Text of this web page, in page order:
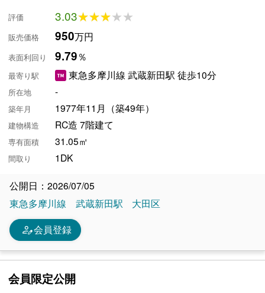
評価 3.03★★★★★
★★★★★
販売価格 950万円
表面利回り 9.79％
最寄り駅 東急多摩川線 武蔵新田駅 徒歩10分
所在地 -
築年月 1977年11月（築49年）
建物構造 RC造 7階建て
専有面積 31.05㎡
間取り 1DK
公開日：2026/07/05
東急多摩川線
武蔵新田駅 大田区
person_edit会員登録
会員限定公開